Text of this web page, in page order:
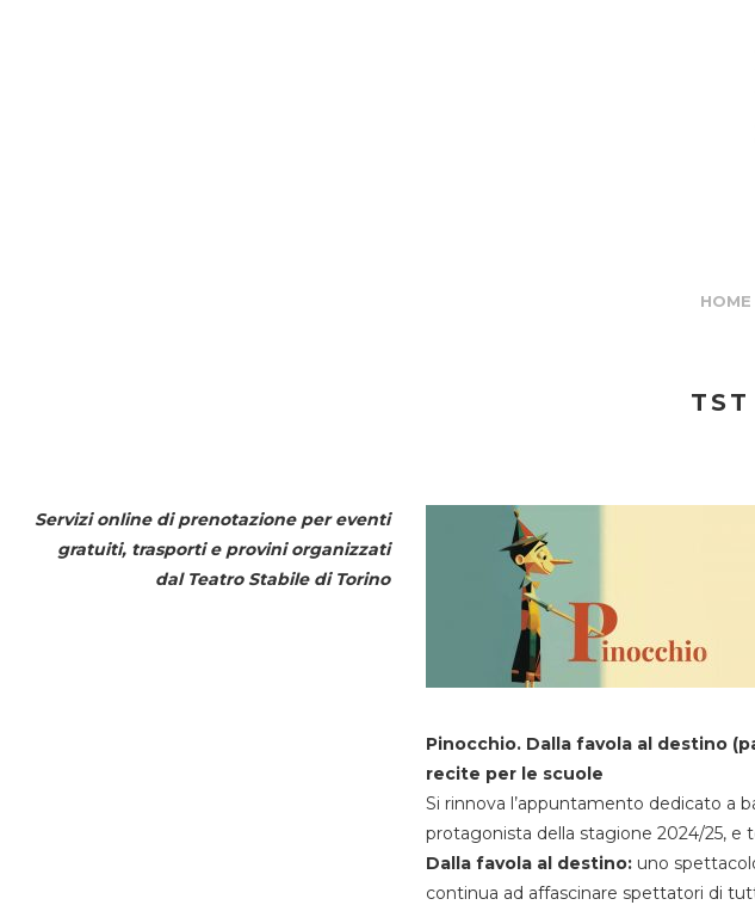
HOME
Servizi online di prenotazione per eventi
gratuiti, trasporti e provini organizzati
dal Teatro Stabile di Torino
Pinocchio. Dalla favola al destino
recite per le scuole
Si rinnova l’appuntamento dedicato a
protagonista della stagione 2024/25, e
Dalla favola al destino:uno
continua ad affascinare spettatori di